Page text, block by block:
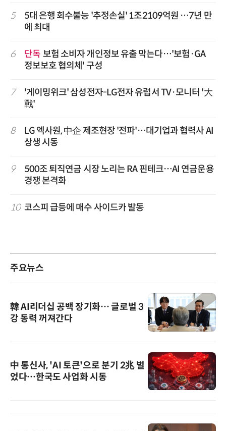
5
5대 은행 회수불능 '추정손실' 1조2109억원 …7년 만
에 최대
6 단독 보험 소비자 개인정보 유출 막는다…'보험·GA
정보보호 협의체' 구성
7
'게이밍위크' 삼성전자-LG전자 유럽서 TV·모니터 '大
戰'
8
LG 엑사원, 中企 제조현장 '전파'…대기업과 협력사 AI
상생 시동
9
500조 퇴직연금 시장 노리는 RA 핀테크…AI 연금운용
경쟁 본격화
10 코스피 급등에 매수 사이드카 발동
주요뉴스
韓 AI리더십 공백 장기화… 글로벌 3
강 동력 꺼져간다
中 통신사, 'AI 토큰'으로 분기 2兆 벌
었다…한국도 사업화 시동